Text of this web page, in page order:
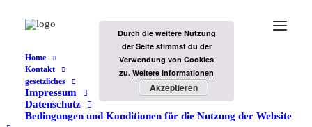
Home
Kontakt
gesetzliches
Impressum
Datenschutz
Bedingungen und Konditionen für die Nutzung der Website
Durch die weitere Nutzung
der Seite stimmst du der
Verwendung von Cookies
zu. Weitere Informationen
Akzeptieren